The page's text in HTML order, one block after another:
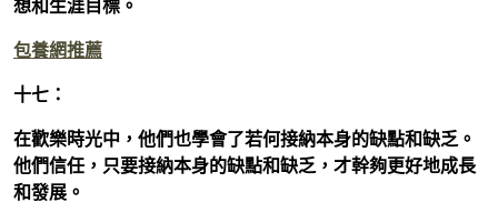
想和生涯目標。
包養網推薦
十七：
在歡樂時光中，他們也學會了若何接納本身的缺點和缺乏。
他們信任，只要接納本身的缺點和缺乏，才幹夠更好地成長
和發展。